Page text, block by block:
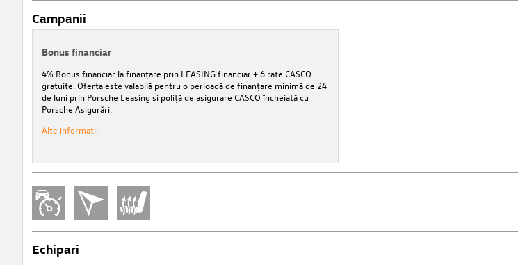
Campanii
Bonus financiar
4% Bonus financiar la finanțare prin LEASING financiar + 6 rate CASCO
gratuite. Oferta este valabilă pentru o perioadă de finanțare minimă de 24
de luni prin Porsche Leasing și poliță de asigurare CASCO încheiată cu
Porsche Asigurări.
Alte informatii
Echipari